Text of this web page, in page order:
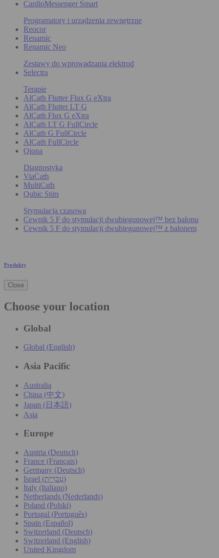
CardioMessenger Smart
Programatory i urządzenia zewnętrzne
Reocor
Renamic
Renamic Neo
Zestawy do wprowadzania elektrod
Selectra
Terapie
AlCath Flutter Flux G eXtra
AlCath Flutter LT G
AlCath Flux G eXtra
AlCath LT G FullCircle
AlCath G FullCircle
AlCath FullCircle
Qiona
Diagnostyka
ViaCath
MultiCath
Qubic Stim
Stymulacja czasowa
Cewnik 5 F do stymulacji dwubiegunowej™ bez balonu
Cewnik 5 F do stymulacji dwubiegunowej™ z balonem
Produkty
Close
Choose your location
Global
Global (English)
Asia Pacific
Australia
China (中文)
Japan (日本語)
Asia
Europe
Austria (Deutsch)
France (Français)
Germany (Deutsch)
Israel (עִברִית)
Italy (Italiano)
Netherlands (Nederlands)
Poland (Polski)
Portugal (Português)
Spain (Español)
Switzerland (Deutsch)
Switzerland (English)
United Kingdom